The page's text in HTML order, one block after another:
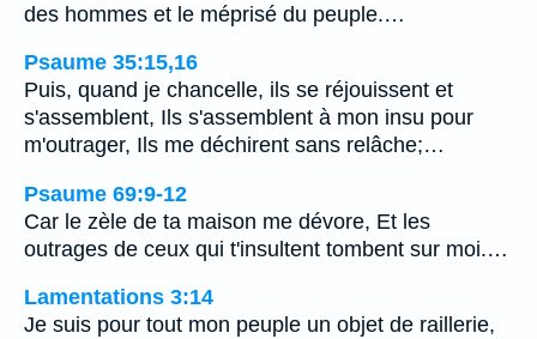
des hommes et le méprisé du peuple.…
Psaume 35:15,16
Puis, quand je chancelle, ils se réjouissent et
s'assemblent, Ils s'assemblent à mon insu pour
m'outrager, Ils me déchirent sans relâche;…
Psaume 69:9-12
Car le zèle de ta maison me dévore, Et les
outrages de ceux qui t'insultent tombent sur moi.…
Lamentations 3:14
Je suis pour tout mon peuple un objet de raillerie,